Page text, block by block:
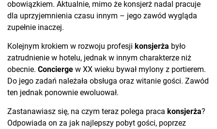
obowiązkiem. Aktualnie, mimo że konsjerż nadal pracuje
dla uprzyjemnienia czasu innym – jego zawód wygląda
zupełnie inaczej.
Kolejnym krokiem w rozwoju profesji konsjerża było
zatrudnienie w hotelu, jednak w innym charakterze niż
obecnie. Concierge w XX wieku bywał mylony z portierem.
Do jego zadań należała obsługa oraz witanie gości. Zawód
ten jednak ponownie ewoluował.
Zastanawiasz się, na czym teraz polega praca konsjerża?
Odpowiada on za jak najlepszy pobyt gości, poprzez